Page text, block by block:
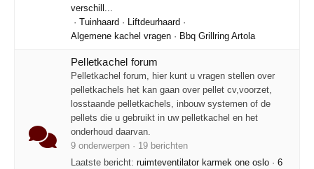
verschill...
·
Tuinhaard · Liftdeurhaard ·
Algemene kachel vragen · Bbq Grillring Artola
Pelletkachel forum
Pelletkachel forum, hier kunt u vragen stellen over
pelletkachels het kan gaan over pellet cv,voorzet,
losstaande pelletkachels, inbouw systemen of de
pellets die u gebruikt in uw pelletkachel en het
onderhoud daarvan.
9 onderwerpen · 19 berichten
Laatste bericht: ruimteventilator karmek one oslo · 6